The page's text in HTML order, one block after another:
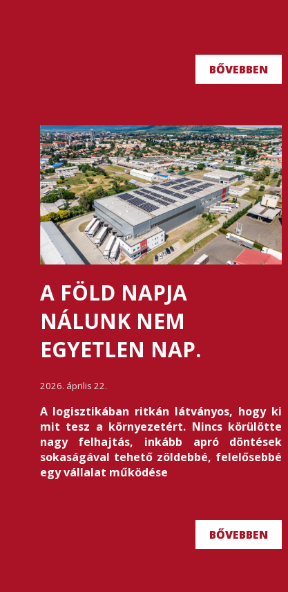
BŐVEBBEN
A FÖLD NAPJA
NÁLUNK NEM
EGYETLEN NAP.
2026. április 22.
A logisztikában ritkán látványos, hogy ki
mit tesz a környezetért. Nincs körülötte
nagy felhajtás, inkább apró döntések
sokaságával tehető zöldebbé, felelősebbé
egy vállalat működése
BŐVEBBEN